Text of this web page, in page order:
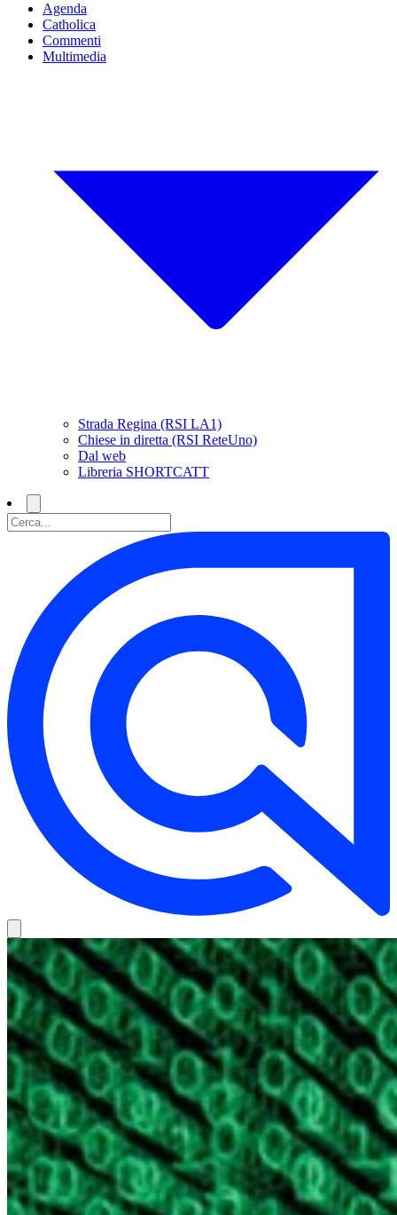
Agenda
Catholica
Commenti
Multimedia
Strada Regina (RSI LA1)
Chiese in diretta (RSI ReteUno)
Dal web
Libreria SHORTCATT